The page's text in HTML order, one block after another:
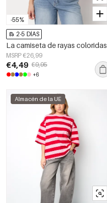
-55%
2-5 DÍAS
La camiseta de rayas coloridas
MSRP €26,99
€4,49 €9,95
+6
Almacén de la UE